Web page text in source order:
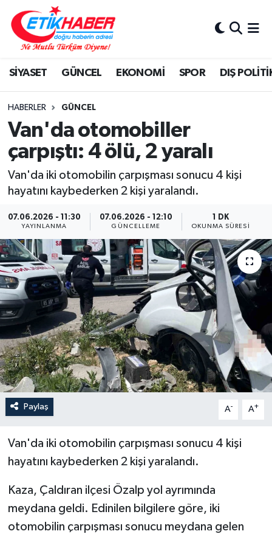
SİYASET GÜNCEL EKONOMİ SPOR DIŞ
HABERLER GÜNCEL
Van'da otomobiller
çarpıştı: 4 ölü, 2 yaralı
Van'da iki otomobilin çarpışması sonucu 4 kişi
hayatını kaybederken 2 kişi yaralandı.
07.06.2026 - 11:30
YAYINLANMA
07.06.2026 - 12:10
GÜNCELLEME
1 DK
OKUNMA SÜRESI
Paylaş A- A+
Van'da iki otomobilin çarpışması sonucu 4 kişi
hayatını kaybederken 2 kişi yaralandı.
Kaza, Çaldıran ilçesi Özalp yol ayrımında
meydana geldi. Edinilen bilgilere göre, iki
otomobilin çarpışması sonucu meydana gelen
BİLİM-TEKNOLOJİ
DIŞ POLİTİKA
DÜNYA
EĞİTİM GENÇLİK
EKONOMİ
KÜLTÜR-SANAT-MAGAZİN
MEDYA
ÖZEL HABER
RÖPORTAJLAR
SAĞLIK
SİYASET
GÜNCEL
SPOR
Yerel
Nöbetçi Eczaneler
Hava Durumu
İstanbul Namaz Vakitleri
Trafik Durumu
Süper Lig Puan Durumu ve Fikstür
Son Dakika Haberleri
Haber Arşivi